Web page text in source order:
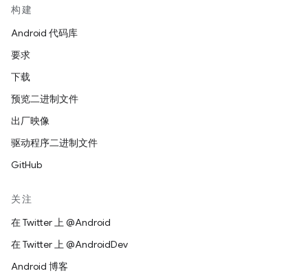
构建
Android 代码库
要求
下载
预览二进制文件
出厂映像
驱动程序二进制文件
GitHub
关注
在 Twitter 上 @Android
在 Twitter 上 @AndroidDev
Android 博客